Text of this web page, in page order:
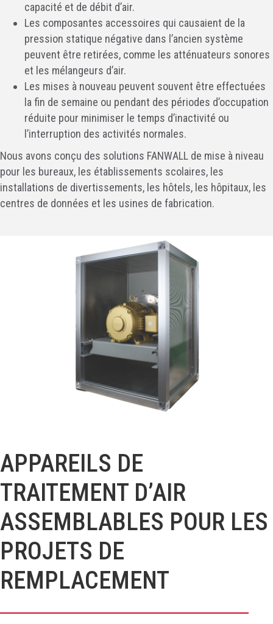
capacité et de débit d’air.
Les composantes accessoires qui causaient de la
pression statique négative dans l’ancien système
peuvent être retirées, comme les atténuateurs sonores
et les mélangeurs d’air.
Les mises à nouveau peuvent souvent être effectuées
la fin de semaine ou pendant des périodes d’occupation
réduite pour minimiser le temps d’inactivité ou
l’interruption des activités normales.
Nous avons conçu des solutions FANWALL de mise à niveau
pour les bureaux, les établissements scolaires, les
installations de divertissements, les hôtels, les hôpitaux, les
centres de données et les usines de fabrication.
APPAREILS DE
TRAITEMENT D’AIR
ASSEMBLABLES POUR LES
PROJETS DE
REMPLACEMENT